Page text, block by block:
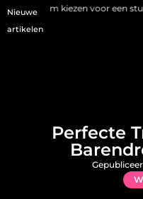
Nieuwe
artikelen
voor een stukadoor in
Perfecte